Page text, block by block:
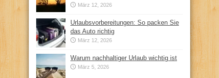
März 12, 2026
Urlaubsvorbereitungen: So packen Sie
das Auto richtig
März 12, 2026
Warum nachhaltiger Urlaub wichtig ist
März 5, 2026